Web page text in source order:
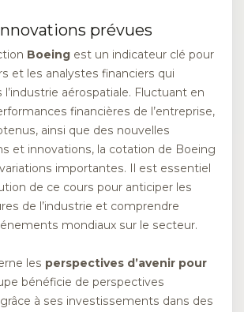
prévues
Boeing est un indicateur clé pour
et les analystes financiers qui
aérospatiale. Fluctuant en
financières de l’entreprise,
ainsi que des nouvelles
et innovations, la cotation de Boeing
importantes. Il est essentiel
de ce cours pour anticiper les
de l’industrie et comprendre
mondiaux sur le secteur.
les perspectives d’avenir pour
bénéficie de perspectives
à ses investissements dans des